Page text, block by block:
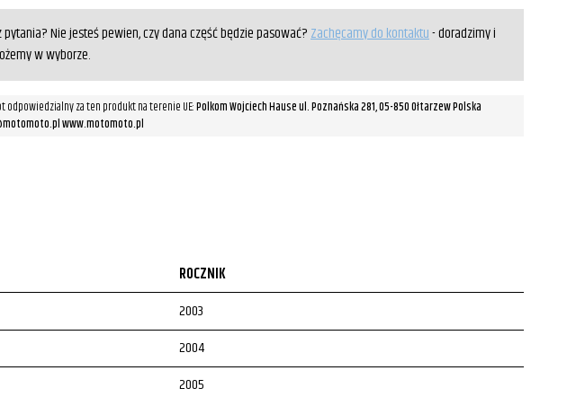
pytania? Nie jesteś pewien, czy dana część będzie pasować?Zachęcamy do kontaktu- doradzimy i
w wyborze.
odpowiedzialny za ten produkt na terenie UE:Polkom Wojciech Hause ul. Poznańska 281, 05-850 Ołtarzew Polska
www.motomoto.pl
ROCZNIK
2003
2004
2005